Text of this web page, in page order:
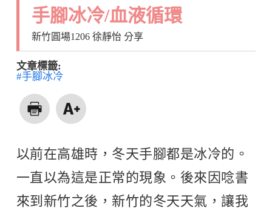
手腳冰冷/血液循環
新竹圓場1206 徐靜怡 分享
文章標籤:
#手腳冰冷
以前在高雄時，冬天手腳都是冰冷的。
一直以為這是正常的現象。後來因唸書
來到新竹之後，新竹的冬天天氣，讓我